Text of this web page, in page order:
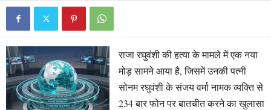
राजा रघुवंशी की हत्या के मामले में एक नया
मोड़ सामने आया है, जिसमें उनकी पत्नी
सोनम रघुवंशी के संजय वर्मा नामक व्यक्ति से
234 बार फोन पर बातचीत करने का खुलासा